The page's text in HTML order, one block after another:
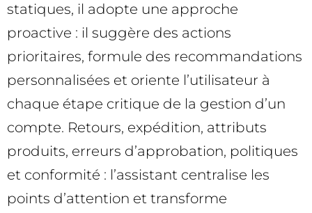
statiques, il adopte une approche
proactive : il suggère des actions
prioritaires, formule des recommandations
personnalisées et oriente l’utilisateur à
chaque étape critique de la gestion d’un
compte. Retours, expédition, attributs
produits, erreurs d’approbation, politiques
et conformité : l’assistant centralise les
points d’attention et transforme